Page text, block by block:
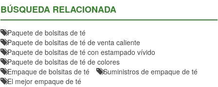
BÚSQUEDA RELACIONADA
Paquete de bolsitas de té
Paquete de bolsitas de té de venta caliente
Paquete de bolsitas de té con estampado vívido
Paquete de bolsitas de té de colores
Empaque de bolsitas de té
Suministros de empaque de té
El mejor empaque de té